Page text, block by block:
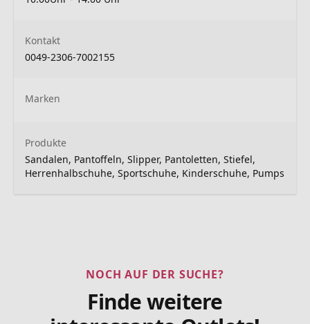
Kontakt
0049-2306-7002155
Marken
Produkte
Sandalen, Pantoffeln, Slipper, Pantoletten, Stiefel,
Herrenhalbschuhe, Sportschuhe, Kinderschuhe, Pumps
NOCH AUF DER SUCHE?
Finde weitere